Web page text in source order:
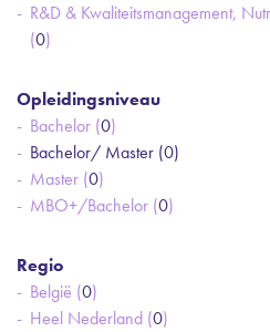
R&D & Kwaliteitsmanagement,
(0)
Opleidingsniveau
Bachelor (0)
Bachelor/ Master (0)
Master (0)
MBO+/Bachelor (0)
Regio
België (0)
Heel Nederland (0)